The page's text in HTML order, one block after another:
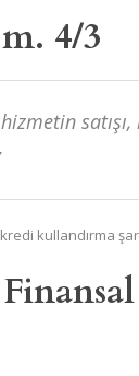
4/3
kullandırma